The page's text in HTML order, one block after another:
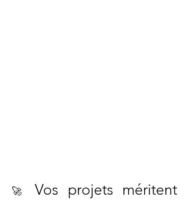
🚀 Vos projets méritent